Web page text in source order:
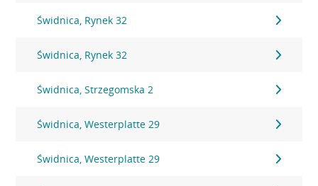
Świdnica, Rynek 32
Świdnica, Rynek 32
Świdnica, Strzegomska 2
Świdnica, Westerplatte 29
Świdnica, Westerplatte 29